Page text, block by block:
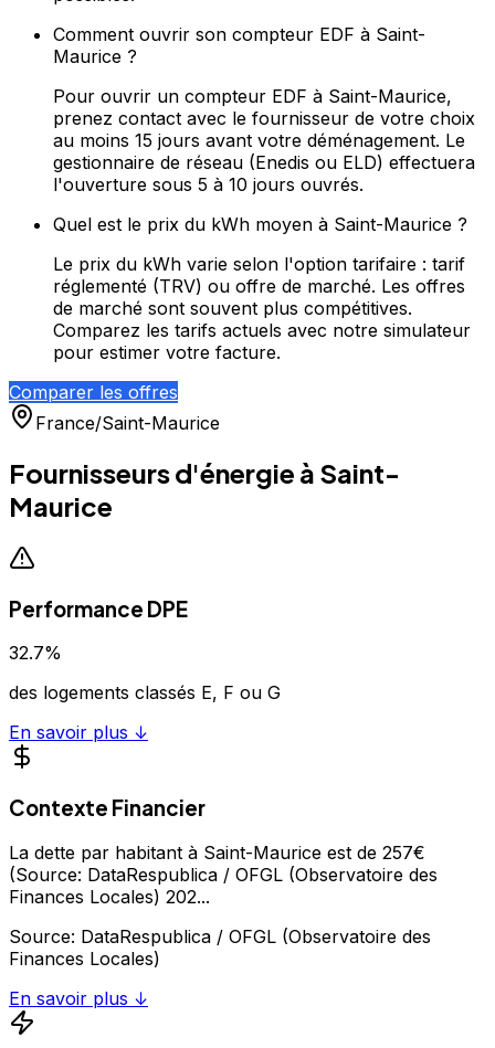
Comment ouvrir son compteur EDF à Saint-
Maurice ?
Pour ouvrir un compteur EDF à Saint-Maurice,
prenez contact avec le fournisseur de votre choix
au moins 15 jours avant votre déménagement. Le
gestionnaire de réseau (Enedis ou ELD) effectuera
l'ouverture sous 5 à 10 jours ouvrés.
Quel est le prix du kWh moyen à Saint-Maurice ?
Le prix du kWh varie selon l'option tarifaire : tarif
réglementé (TRV) ou offre de marché. Les offres
de marché sont souvent plus compétitives.
Comparez les tarifs actuels avec notre simulateur
pour estimer votre facture.
Comparer les offres
France/Saint-Maurice
Fournisseurs d'énergie à Saint-
Maurice
Performance DPE
32.7%
des logements classés E, F ou G
En savoir plus ↓
Contexte Financier
La dette par habitant à Saint-Maurice est de 257€
(Source: DataRespublica / OFGL (Observatoire des
Finances Locales) 202...
Source: DataRespublica / OFGL (Observatoire des
Finances Locales)
En savoir plus ↓